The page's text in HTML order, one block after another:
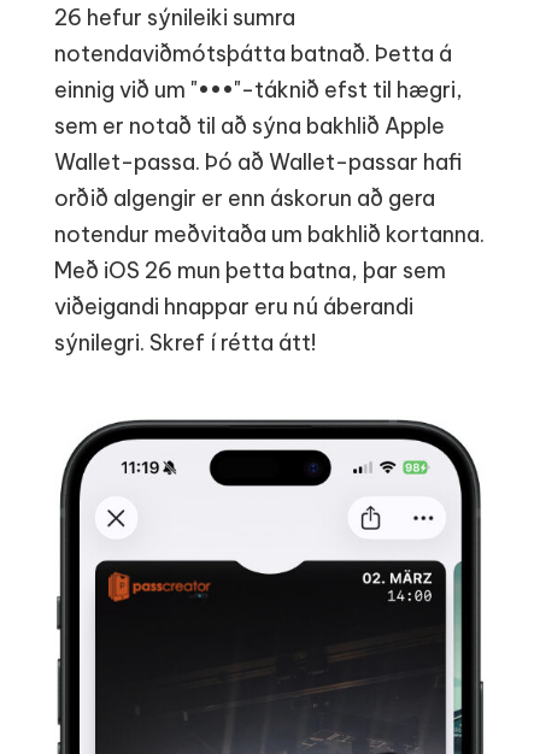
26 hefur sýnileiki sumra
notendaviðmótsþátta batnað. Þetta á
einnig við um "•••"-táknið efst til hægri,
sem er notað til að sýna bakhlið Apple
Wallet-passa. Þó að Wallet-passar hafi
orðið algengir er enn áskorun að gera
notendur meðvitaða um bakhlið kortanna.
Með iOS 26 mun þetta batna, þar sem
viðeigandi hnappar eru nú áberandi
sýnilegri. Skref í rétta átt!